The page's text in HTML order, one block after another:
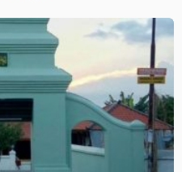
a
h
u
a
g